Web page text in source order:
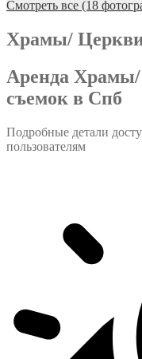
Смотреть все (18
Храмы/
Аренда
съемок в Спб
Подробные детали
пользователям